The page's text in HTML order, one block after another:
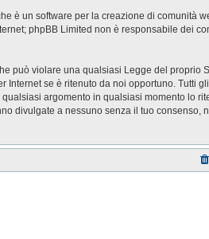
è un software per la creazione di comunità
phpBB Limited non è responsabile dei
può violare una qualsiasi Legge del proprio
Internet se è ritenuto da noi opportuno. Tutti
argomento in qualsiasi momento lo
divulgate a nessuno senza il tuo consenso,